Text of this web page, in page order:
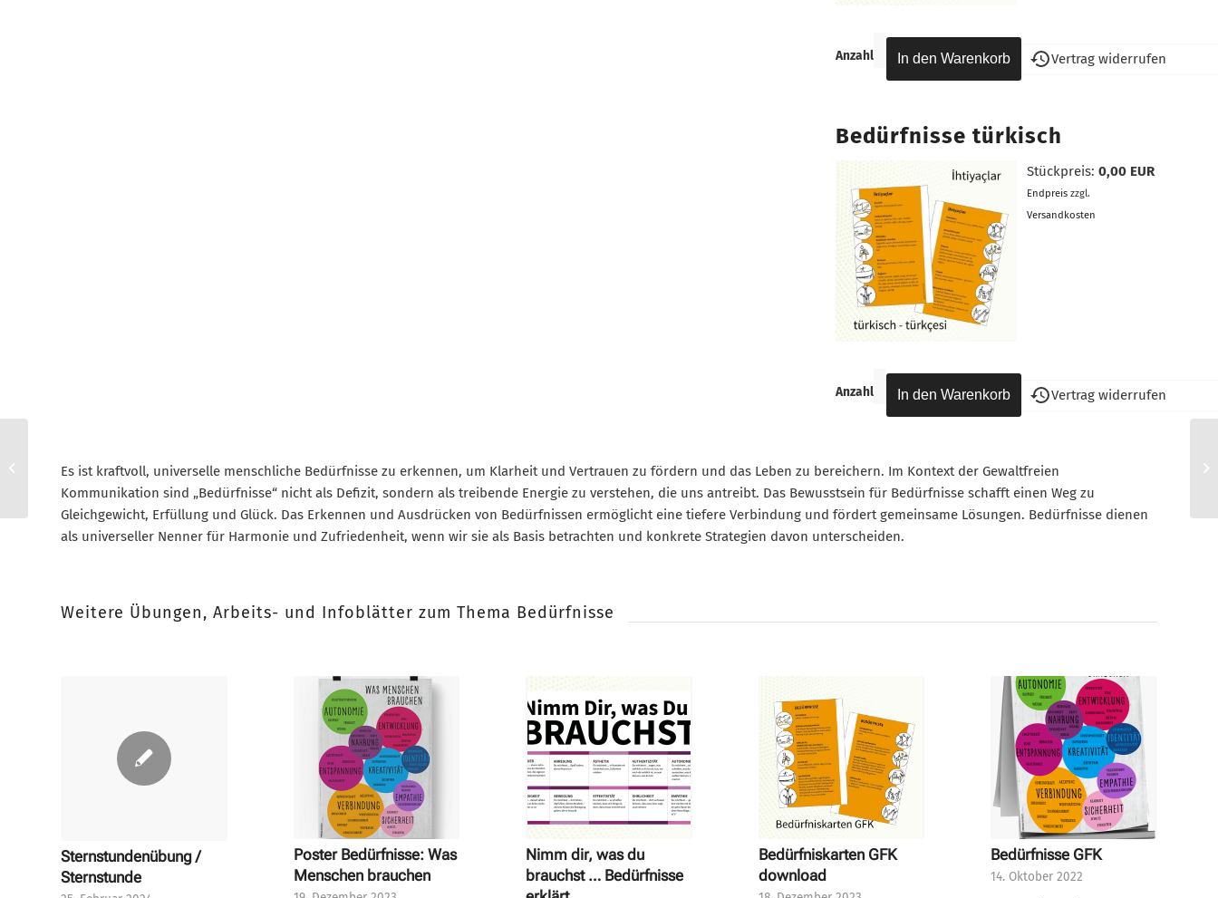
Anzahl Vertrag widerrufen
Bedürfnisse türkisch
Stückpreis:0,00 EUR
Endpreis zzgl.
Versandkosten
Anzahl Vertrag widerrufen
Es ist kraftvoll, universelle menschliche Bedürfnisse zu erkennen, um Klarheit und Vertrauen zu fördern und das Leben zu bereichern. Im Kontext der Gewaltfreien
Kommunikation sind „Bedürfnisse“ nicht als Defizit, sondern als treibende Energie zu verstehen, die uns antreibt. Das Bewusstsein für Bedürfnisse schafft einen Weg zu
Gleichgewicht, Erfüllung und Glück. Das Erkennen und Ausdrücken von Bedürfnissen ermöglicht eine tiefere Verbindung und fördert gemeinsame Lösungen. Bedürfnisse dienen
als universeller Nenner für Harmonie und Zufriedenheit, wenn wir sie als Basis betrachten und konkrete Strategien davon unterscheiden.
Weitere Übungen, Arbeits- und Infoblätter zum Thema Bedürfnisse
Sternstundenübung /
Sternstunde
Poster Bedürfnisse: Was
Menschen brauchen
Nimm dir, was du
brauchst … Bedürfnisse
Bedürfniskarten GFK
download
Bedürfnisse GFK
14. Oktober 2022
Feedback Aufrichtigkeit